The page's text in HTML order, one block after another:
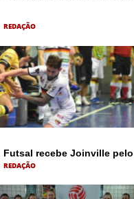
REDAÇÃO
Futsal recebe Joinville
REDAÇÃO